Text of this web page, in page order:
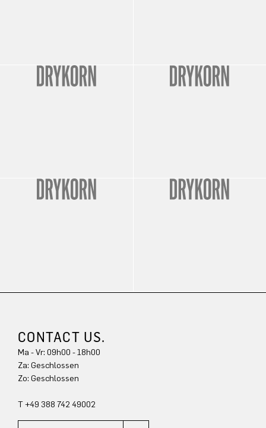
CONTACT US.
Ma - Vr: 09h00 - 18h00
Za: Geschlossen
Zo: Geschlossen
T +49 388 742 49002